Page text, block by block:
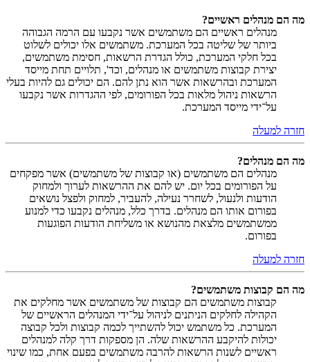
מה הם מנהלים ראשיים?
מנהלים ראשיים הם משתמשים אשר נקבעו עם הרמה הגבוהה
ביותר של שליטה בכל המערכת. משתמשים אלו יכולים לשלוט
בכל חלקי המערכת, כולל הגדרת הרשאות, חסימת משתמשים,
יצירת קבוצות משתמשים או מנהלים, וכד', תלויים תחת מייסד
המערכת ובהרשאות אשר הוא נתן להם. הם יכולים גם להיות בעלי
הרשאות ניהול מלאות בכל הפורומים, לפי ההגדרות אשר נקבעו
על־ידי מייסד המערכת.
חזרה למעלה
מה הם מנהלים?
מנהלים הם משתמשים (או קבוצות של משתמשים) אשר מפקחים
על הפורומים בכל יום. יש להם את ההרשאות לערוך ולמחוק
הודעות ולנעול, לשחרר נעילה, להעביר, למחוק ולפצל נושאים
בפורום אותו הם מנהלים. בדרך כלל, מנהלים נקבעו כדי למנוע
ממשתמשים מלצאת מהנושא או משליחת הודעות הפוגעות
בפורום.
חזרה למעלה
מה הם קבוצות משתמשים?
קבוצות משתמשים הם קבוצות של משתמשים אשר מחלקים את
הקהילה לחלקים הניתנים לניהול על־ידי המנהלים הראשיים של
המערכת. כל משתמש יכול להשתייך לכמה קבוצות ולכל קבוצה
יכולות להיקבע ההרשאות שלה. הן מספקות דרך קלה למנהלים
ראשיים לשנות הרשאות להרבה משתמשים בפעם אחת, כמו שינוי